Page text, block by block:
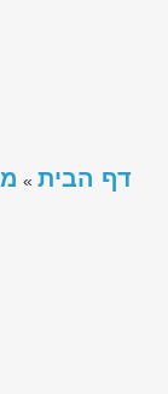
דף הבית »